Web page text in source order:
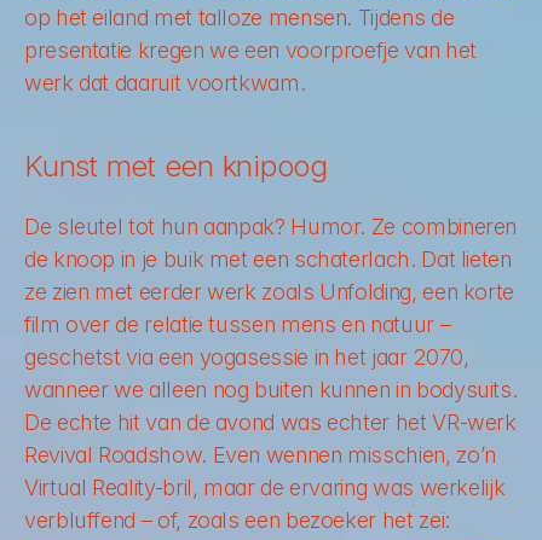
op het eiland met talloze mensen. Tijdens de
presentatie kregen we een voorproefje van het
werk dat daaruit voortkwam.
Kunst met een knipoog
De sleutel tot hun aanpak? Humor. Ze combineren
de knoop in je buik met een schaterlach. Dat lieten
ze zien met eerder werk zoals Unfolding, een korte
film over de relatie tussen mens en natuur –
geschetst via een yogasessie in het jaar 2070,
wanneer we alleen nog buiten kunnen in bodysuits.
Revival Roadshow. Even wennen misschien, zo’n
Virtual Reality-bril, maar de ervaring was werkelijk
verbluffend – of, zoals een bezoeker het zei: